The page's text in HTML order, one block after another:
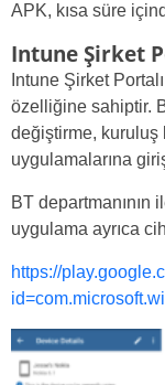
APK, kısa süre
Intune Şirket
Intune Şirket Portalı
özelliğine sahiptir.
değiştirme, kuruluş
uygulamalarına
BT
uygulama ayrıca
https://